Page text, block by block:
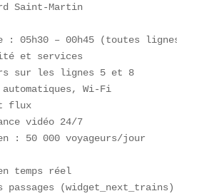
Saint-Martin
: 05h30 – 00h45 (toutes lignes)
et services
sur les lignes 5 et 8
automatiques, Wi-Fi
flux
vidéo 24/7
: 50 000 voyageurs/jour
temps réel
passages (widget_next_trains)